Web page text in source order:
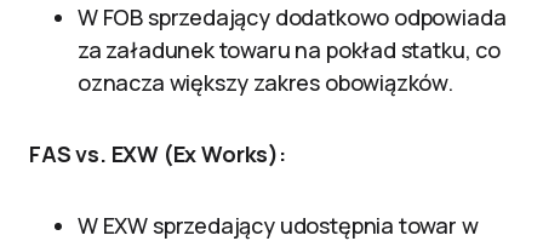
W FOB sprzedający dodatkowo odpowiada
za załadunek towaru na pokład statku, co
oznacza większy zakres obowiązków.
FAS vs. EXW (Ex Works):
W EXW sprzedający udostępnia towar w